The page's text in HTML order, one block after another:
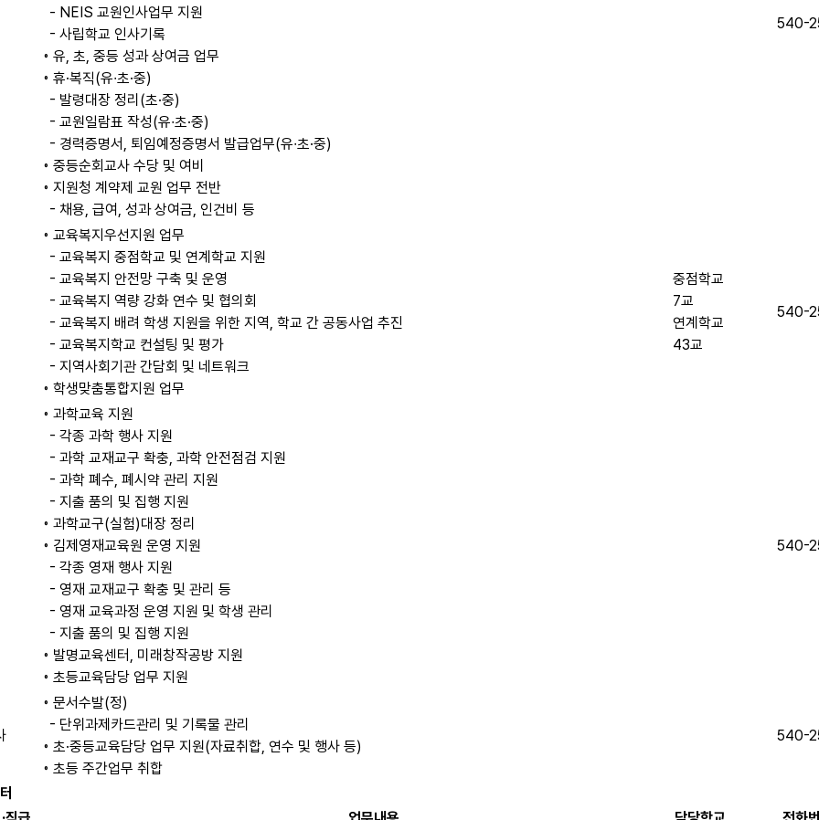
- NEIS 교원인사업무 지원
- 사립학교 인사기록
◦ 유, 초, 중등 성과 상여금 업무
◦ 휴·복직(유∙초·중)
- 발령대장 정리(초·중)
- 교원일람표 작성(유∙초·중)
- 경력증명서, 퇴임예정증명서 발급업무(유∙초·중)
◦ 중등순회교사 수당 및 여비
◦ 지원청 계약제 교원 업무 전반
- 채용, 급여, 성과 상여금, 인건비 등
540-
◦ 교육복지우선지원 업무
- 교육복지 중점학교 및 연계학교 지원
- 교육복지 안전망 구축 및 운영
- 교육복지 역량 강화 연수 및 협의회
- 교육복지 배려 학생 지원을 위한 지역, 학교 간 공동사업 추진
- 교육복지학교 컨설팅 및 평가
- 지역사회기관 간담회 및 네트워크
◦ 학생맞춤통합지원 업무
중점학교
7교
연계학교
43교
540-
◦ 과학교육 지원
- 각종 과학 행사 지원
- 과학 교재교구 확충, 과학 안전점검 지원
- 과학 폐수, 폐시약 관리 지원
- 지출 품의 및 집행 지원
◦ 과학교구(실험)대장 정리
◦ 김제영재교육원 운영 지원
- 각종 영재 행사 지원
- 영재 교재교구 확충 및 관리 등
- 영재 교육과정 운영 지원 및 학생 관리
- 지출 품의 및 집행 지원
◦ 발명교육센터, 미래창작공방 지원
◦ 초등교육담당 업무 지원
540-
◦ 문서수발(정)
- 단위과제카드관리 및 기록물 관리
◦ 초·중등교육담당 업무 지원(자료취합, 연수 및 행사 등)
◦ 초등 주간업무 취합
540-